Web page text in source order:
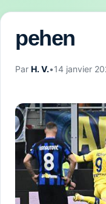
pehen
Par H. V.•14 janvier